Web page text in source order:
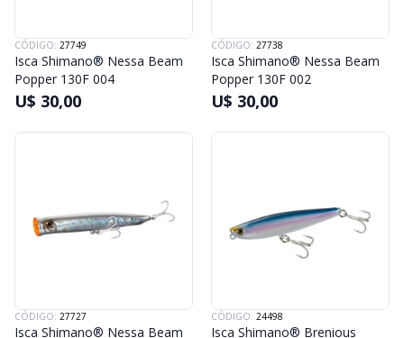
CÓDIGO: 27749
Isca Shimano® Nessa Beam
Popper 130F 004
U$ 30,00
CÓDIGO: 27738
Isca Shimano® Nessa Beam
Popper 130F 002
U$ 30,00
CÓDIGO: 27727
Isca Shimano® Nessa Beam
CÓDIGO: 24498
Isca Shimano® Brenious